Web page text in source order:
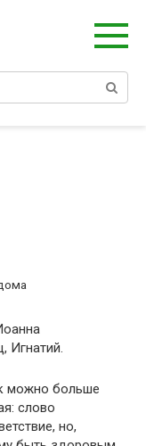
Игнатий.
можно больше
слово
но,